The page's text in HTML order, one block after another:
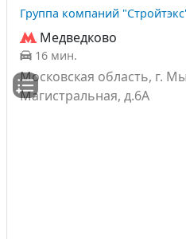
Группа компаний
Медведково
16 мин.
Московская область, г.
Магистральная, д.6А